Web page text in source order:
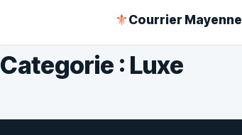
⚜Courrier Mayenne
Categorie : Luxe